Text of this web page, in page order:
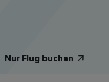
Nur Flug buchen